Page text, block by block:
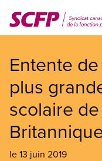
au
contenu
Entente
plus
scolaire
le 13 juin 2019